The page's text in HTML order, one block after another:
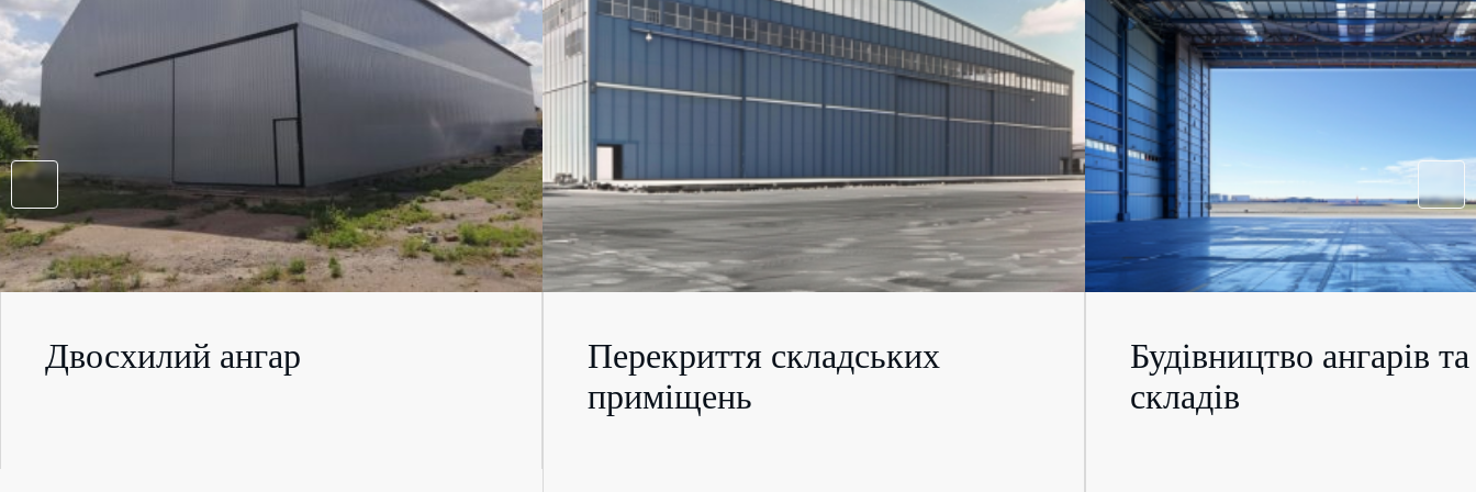
Двосхилий ангар
Перекриття складських
приміщень
Будівництво ангарів та
складів